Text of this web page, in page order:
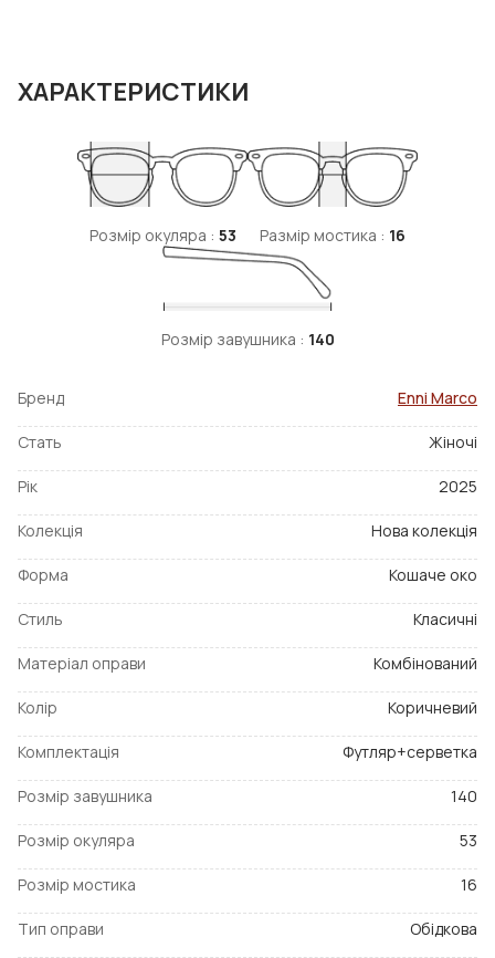
ХАРАКТЕРИСТИКИ
Розмір окуляра : 53 Размір мостика : 16
Розмір завушника : 140
Бренд Enni Marco
Стать Жіночі
Рік 2025
Колекція Нова колекція
Форма Кошаче око
Стиль Класичні
Матеріал оправи Комбінований
Колір Коричневий
Комплектація Футляр+серветка
Розмір завушника 140
Розмір окуляра 53
Розмір мостика 16
Тип оправи Обідкова